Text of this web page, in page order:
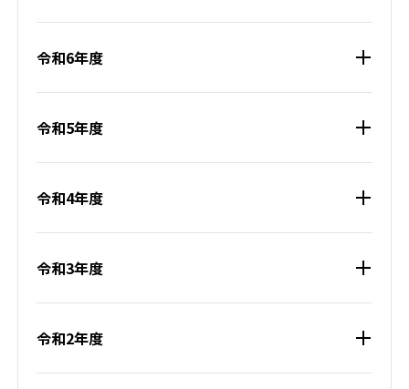
令和6年度
令和5年度
令和4年度
令和3年度
令和2年度